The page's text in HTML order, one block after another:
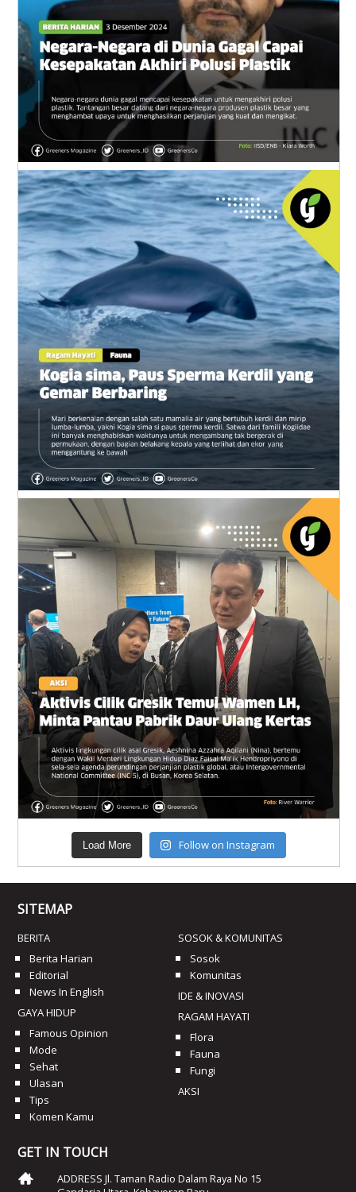
Load More Follow on Instagram
SITEMAP
BERITA
Berita Harian
Editorial
News In English
GAYA HIDUP
Famous Opinion
Mode
Sehat
Ulasan
Tips
Komen Kamu
SOSOK & KOMUNITAS
Sosok
Komunitas
IDE & INOVASI
RAGAM HAYATI
Flora
Fauna
Fungi
AKSI
GET IN TOUCH
ADDRESS Jl. Taman Radio Dalam Raya No 15